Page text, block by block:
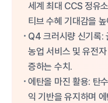
세계 최대 CCS 정유
티브 수혜 기대감을
Q4 크러시량 신기록:
농업 서비스 및 유전
증하는 수치.
에탄올 마진 활용: 탄
익 기반을 유지하며